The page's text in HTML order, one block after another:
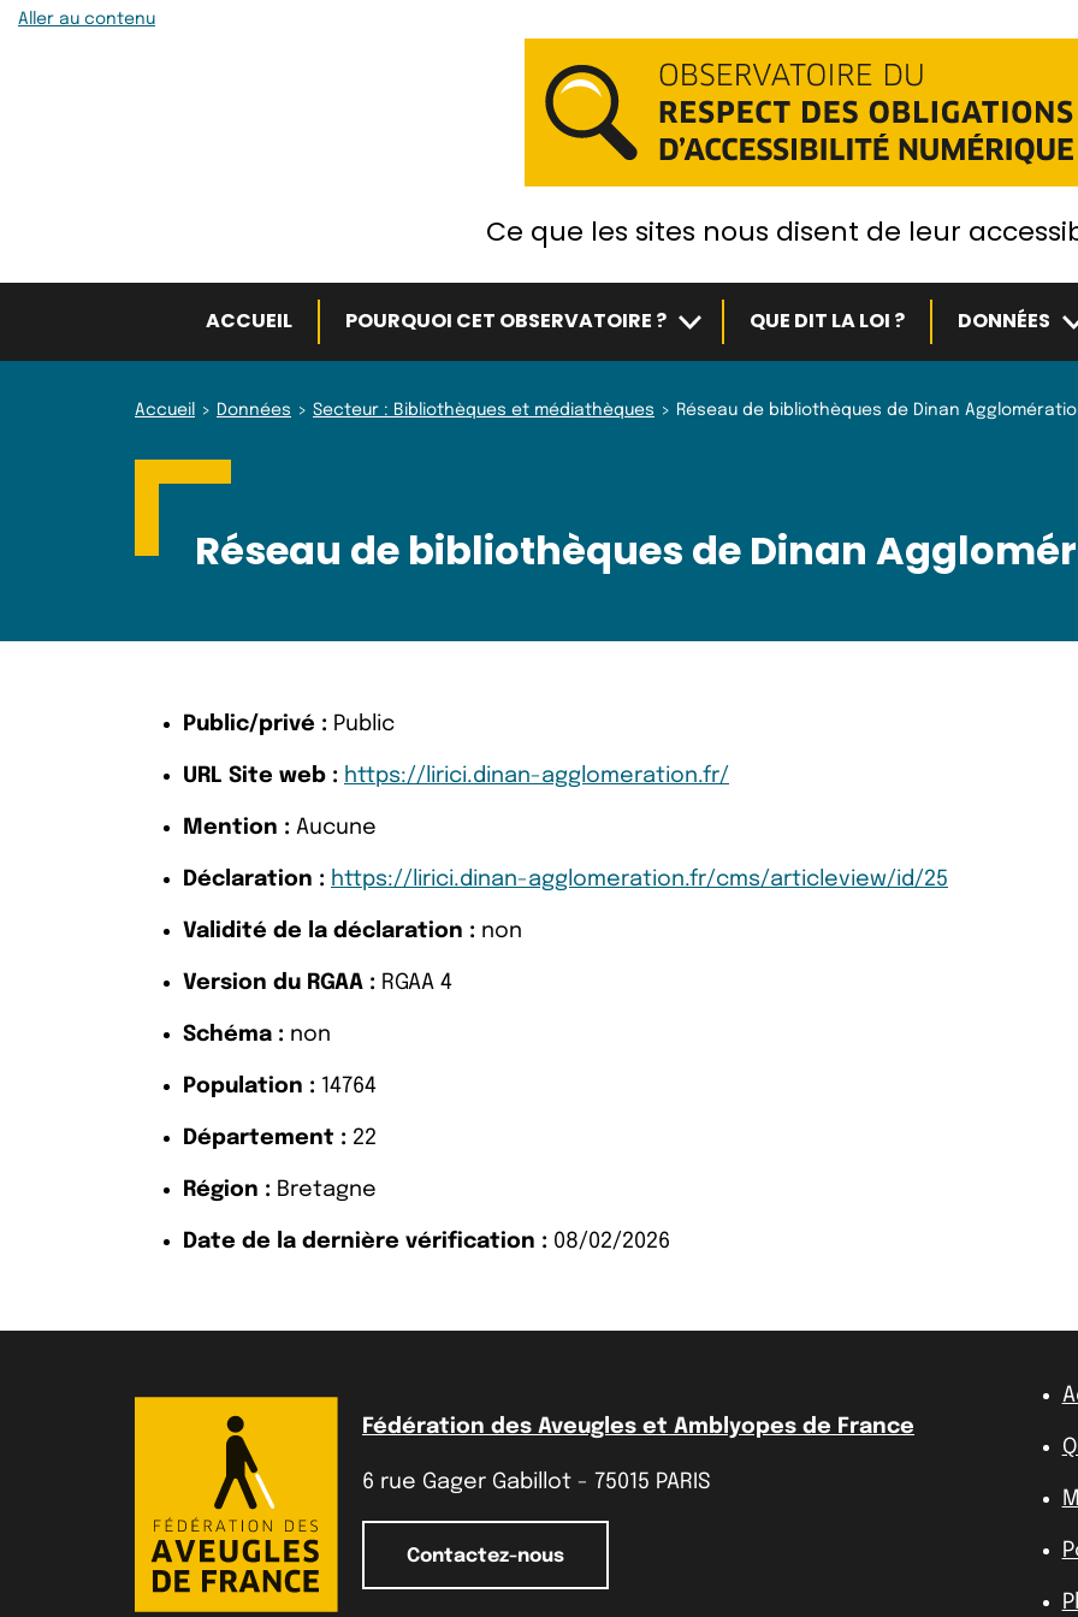
Aller au contenu
Ce que les sites nous disent de leur
ACCUEIL POURQUOI CET OBSERVATOIRE ? Sous-menuQUE DIT LA LOI ? DONNÉES
Accueil Données Secteur : Bibliothèques et médiathèques Réseau de bibliothèques de Dinan
Réseau de bibliothèques de Dinan
Public/privé : Public
URL Site web : https://lirici.dinan-agglomeration.fr/
Mention : Aucune
Déclaration : https://lirici.dinan-agglomeration.fr/cms/articleview/id/25
Validité de la déclaration : non
Version du RGAA : RGAA 4
Schéma : non
Population : 14764
Département : 22
Région : Bretagne
Date de la dernière vérification : 08/02/2026
Fédération des Aveugles et Amblyopes de France
6 rue Gager Gabillot - 75015 PARIS
Contactez-nous